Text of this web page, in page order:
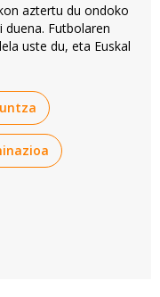
aztertu du ondoko
duena. Futbolaren
uste du, eta Euskal